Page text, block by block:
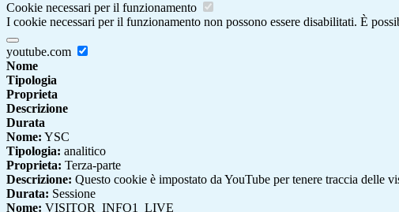
Cookie necessari per il funzionamento
I cookie necessari per il funzionamento non possono essere disabilitati. È
youtube.com
Nome
Tipologia
Proprieta
Descrizione
Durata
Nome: YSC
Tipologia: analitico
Proprieta: Terza-parte
Descrizione: Questo cookie è impostato da YouTube per tenere traccia delle
Durata: Sessione
Nome: VISITOR_INFO1_LIVE